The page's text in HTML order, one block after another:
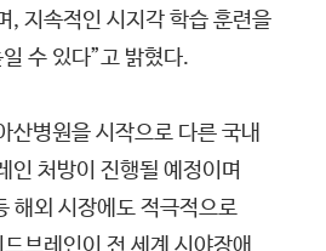
, 지속적인 시지각 학습 훈련을
수 있다”고 밝혔다.
산병원을 시작으로 다른 국내
인 처방이 진행될 예정이며
해외 시장에도 적극적으로
브레인이 전 세계 시야장애